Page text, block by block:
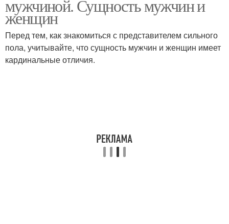
мужчиной. Сущность мужчин и
женщин
Перед тем, как знакомиться с представителем сильного
пола, учитывайте, что сущность мужчин и женщин имеет
кардинальные отличия.